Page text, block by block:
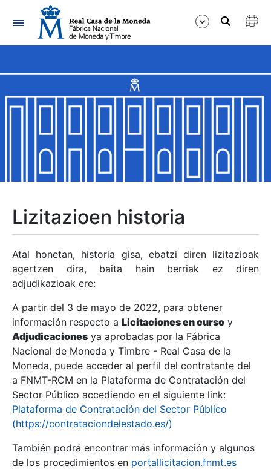
Nabigazioa
Erakutsi/Ezkutatu
Erakutsi/Ezkutatu
Erakutsi/Ezkutatu
Erakutsi/Ezkutatu
Erakutsi/Ezkutatu
Erakutsi/Ezkutatu
Erakutsi/Ezkutatu
Lizitazioen historia
Atal honetan, historia gisa, ebatzi diren lizitazioak
agertzen dira, baita hain berriak ez diren
adjudikazioak ere:
A partir del 3 de mayo de 2022, para obtener
información respecto a Licitaciones en curso y
Adjudicaciones ya aprobadas por la Fábrica
Nacional de Moneda y Timbre - Real Casa de la
Moneda, puede acceder al perfil del contratante del
a FNMT-RCM en la Plataforma de Contratación del
Sector Público accediendo en el siguiente link:
Plataforma de Contratación del Sector Público
(https://contrataciondelestado.es/)
También podrá encontrar más información y algunos
de los procedimientos en portallicitacion.fnmt.es